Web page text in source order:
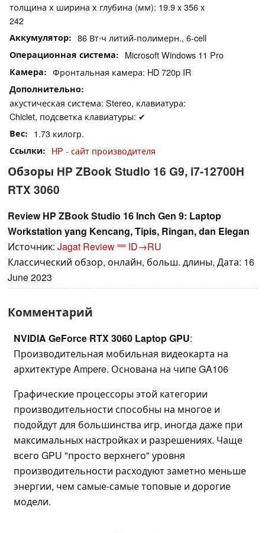
толщина х ширина х глубина (мм): 19.9 x 356 x
242
Аккумулятор 86 Вт⋅ч литий-полимерн., 6-cell
Операционная система Microsoft Windows 11 Pro
Камера Фронтальная камера: HD 720p IR
Дополнительно
акустическая система: Stereo, клавиатура:
Chiclet, подсветка клавиатуры: ✔
Вес 1.73 килогр.
Ссылки HP - сайт производителя
Обзоры HP ZBook Studio 16 G9, i7-12700H
RTX 3060
Review HP ZBook Studio 16 Inch Gen 9: Laptop
Workstation yang Kencang, Tipis, Ringan, dan Elegan
Источник: Jagat Review
ID→RU
Классический обзор, онлайн, больш. длины, Дата: 16
June 2023
Комментарий
NVIDIA GeForce RTX 3060 Laptop GPU:
Производительная мобильная видеокарта на
архитектуре Ampere. Основана на чипе GA106
Графические процессоры этой категории
производительности способны на многое и
подойдут для большинства игр, иногда даже при
максимальных настройках и разрешениях. Чаще
всего GPU "просто верхнего" уровня
производительности расходуют заметно меньше
энергии, чем самые-самые топовые и дорогие
модели.